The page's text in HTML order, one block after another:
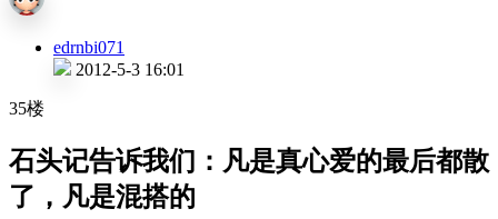
edrnbi071
2012-5-3 16:01
35楼
石头记告诉我们：凡是真心爱的最后都散
了，凡是混搭的